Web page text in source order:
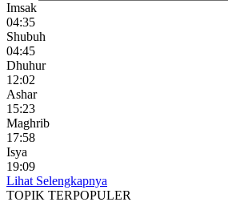
Imsak
04:35
Shubuh
04:45
Dhuhur
12:02
Ashar
15:23
Maghrib
17:58
Isya
19:09
Lihat Selengkapnya
TOPIK TERPOPULER